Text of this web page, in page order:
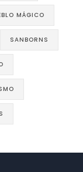
MÁGICO
SANBORNS